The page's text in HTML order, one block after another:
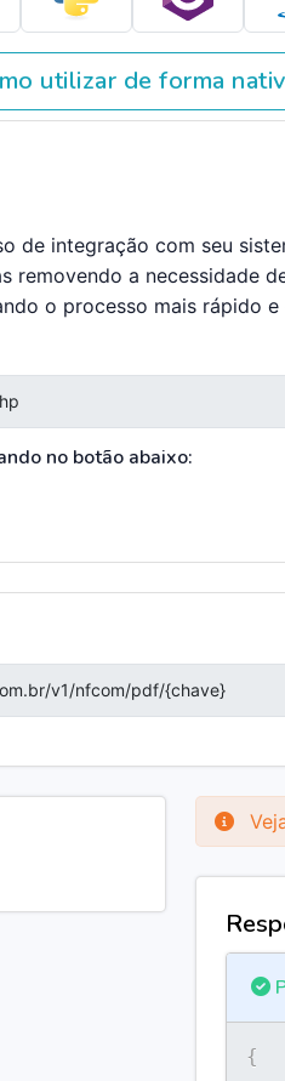
utilizar de forma
de integração com seu
removendo a necessidade
o processo mais rápido e
no botão abaixo:
{